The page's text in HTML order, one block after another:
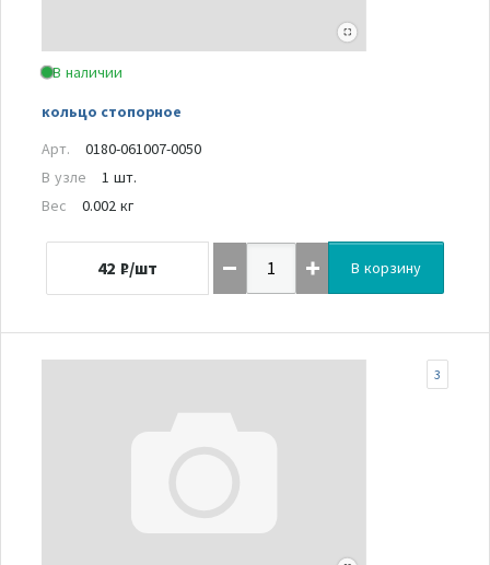
В наличии
кольцо стопорное
Арт.
0180-061007-0050
В узле
1 шт.
Вес
0.002 кг
42 ₽/шт В корзину
3